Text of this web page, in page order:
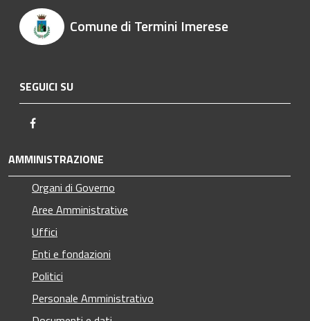
Comune di Termini Imerese
SEGUICI SU
AMMINISTRAZIONE
Organi di Governo
Aree Amministrative
Uffici
Enti e fondazioni
Politici
Personale Amministrativo